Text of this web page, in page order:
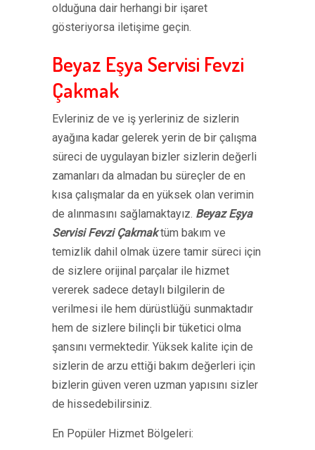
olduğuna dair herhangi bir işaret
gösteriyorsa iletişime geçin.
Beyaz Eşya Servisi Fevzi
Çakmak
Evleriniz de ve iş yerleriniz de sizlerin
ayağına kadar gelerek yerin de bir çalışma
süreci de uygulayan bizler sizlerin değerli
zamanları da almadan bu süreçler de en
kısa çalışmalar da en yüksek olan verimin
de alınmasını sağlamaktayız. Beyaz Eşya
Servisi Fevzi Çakmaktüm bakım ve
temizlik dahil olmak üzere tamir süreci için
de sizlere orijinal parçalar ile hizmet
vererek sadece detaylı bilgilerin de
verilmesi ile hem dürüstlüğü sunmaktadır
hem de sizlere bilinçli bir tüketici olma
şansını vermektedir. Yüksek kalite için de
sizlerin de arzu ettiği bakım değerleri için
bizlerin güven veren uzman yapısını sizler
de hissedebilirsiniz.
En Popüler Hizmet Bölgeleri: